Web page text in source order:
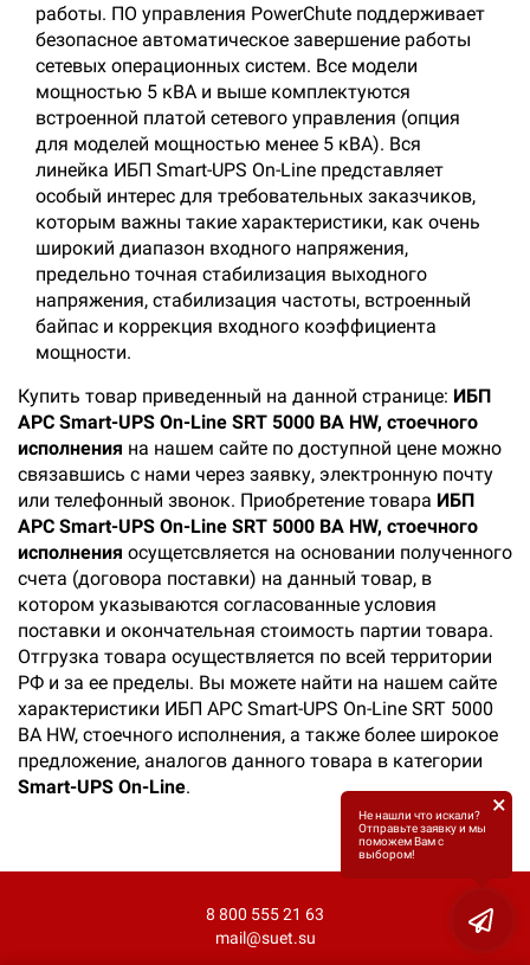
работы. ПО управления PowerChute поддерживает
безопасное автоматическое завершение работы
сетевых операционных систем. Все модели
мощностью 5 кВА и выше комплектуются
встроенной платой сетевого управления (опция
для моделей мощностью менее 5 кВА). Вся
линейка ИБП Smart-UPS On-Line представляет
особый интерес для требовательных заказчиков,
которым важны такие характеристики, как очень
широкий диапазон входного напряжения,
предельно точная стабилизация выходного
напряжения, стабилизация частоты, встроенный
байпас и коррекция входного коэффициента
мощности.
Купить товар приведенный на данной странице: ИБП
APC Smart-UPS On-Line SRT 5000 ВА HW, стоечного
исполнения на нашем сайте по доступной цене можно
связавшись с нами через заявку, электронную почту
или телефонный звонок. Приобретение товара ИБП
APC Smart-UPS On-Line SRT 5000 ВА HW, стоечного
исполнения осущетсвляется на основании полученного
счета (договора поставки) на данный товар, в
котором указываются согласованные условия
поставки и окончательная стоимость партии товара.
Отгрузка товара осуществляется по всей территории
РФ и за ее пределы. Вы можете найти на нашем сайте
характеристики ИБП APC Smart-UPS On-Line SRT 5000
ВА HW, стоечного исполнения, а также более широкое
предложение, аналогов данного товара в категории
Smart-UPS On-Line.
8 800 555 21 63
mail@suet.su
Не нашли что искали?
Отправьте заявку и мы
поможем Вам с
выбором!
×